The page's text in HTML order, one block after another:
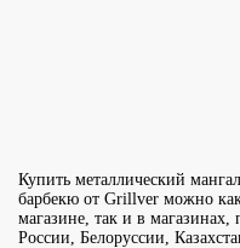
Купить металлический
барбекю от Grillver можно
магазине, так и в магазинах,
России, Белоруссии,